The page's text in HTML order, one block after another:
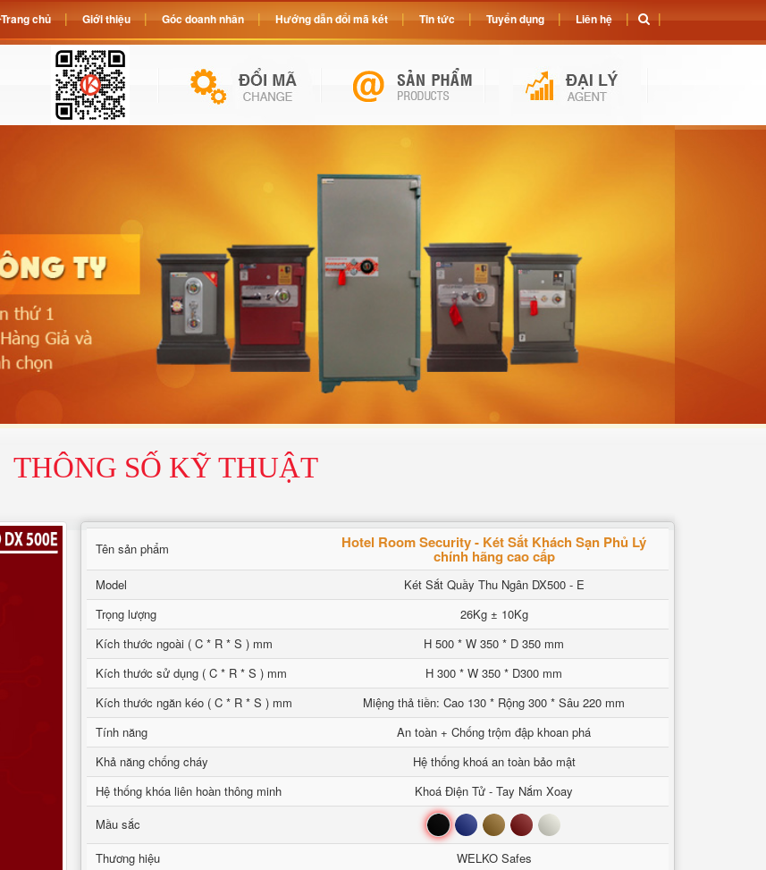
THÔNG SỐ KỸ THUẬT
Tên sản phẩm Hotel Room Security - Két Sắt Khách Sạn Phủ Lý
chính hãng cao cấp
Model
Két Sắt Quầy Thu Ngân DX500 - E
Trọng lượng
26Kg ± 10Kg
Kích thước ngoài ( C * R * S ) mm
H 500 * W 350 * D 350 mm
Kích thước sử dụng ( C * R * S ) mm
H 300 * W 350 * D300 mm
Kích thước ngăn kéo ( C * R * S ) mm
Miệng thả tiền: Cao 130 * Rộng 300 * Sâu 220 mm
Tính năng
An toàn + Chống trộm đập khoan phá
Khả năng chống cháy
Hệ thống khoá an toàn bảo mật
Hệ thống khóa liên hoàn thông minh
Khoá Điện Tử - Tay Nắm Xoay
Mầu sắc
Đen Xanh Nâu Đỏ Trắng
Thương hiệu
WELKO Safes
Trang chủ Giới thiệu Góc doanh nhân Hướng dẫn đổi mã két Tin tức Tuyển dụng Liên hệ